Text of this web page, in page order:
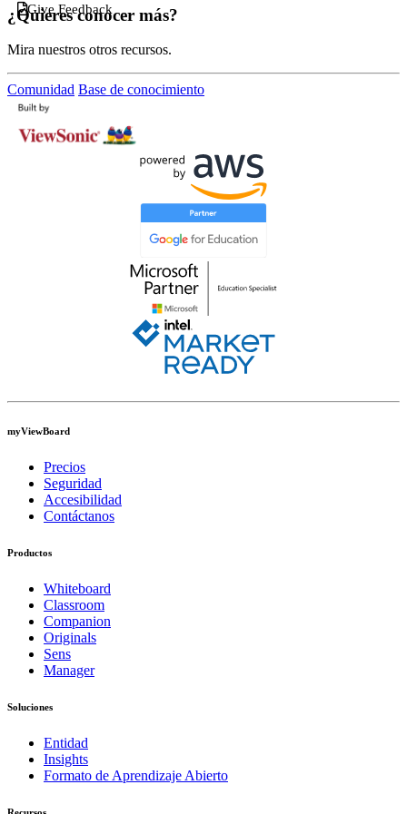
Give Feedback
¿Quieres conocer más?
Mira nuestros otros recursos.
Comunidad Base de conocimiento
myViewBoard
Precios
Seguridad
Accesibilidad
Contáctanos
Productos
Whiteboard
Classroom
Companion
Originals
Sens
Manager
Soluciones
Entidad
Insights
Formato de Aprendizaje Abierto